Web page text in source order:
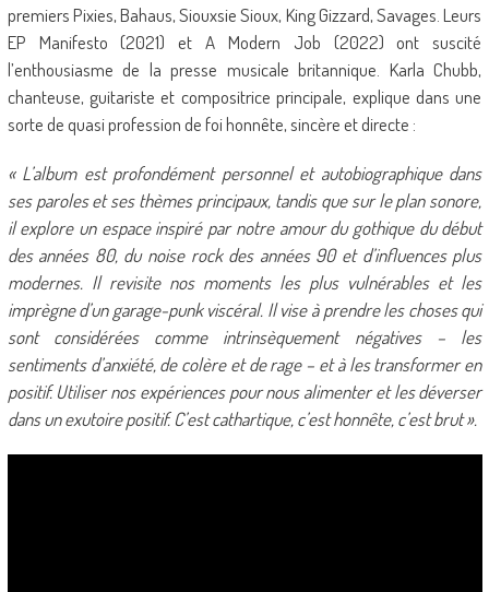
premiers Pixies, Bahaus, Siouxsie Sioux, King Gizzard, Savages. Leurs
EP Manifesto (2021) et A Modern Job (2022) ont suscité
l’enthousiasme de la presse musicale britannique. Karla Chubb,
chanteuse, guitariste et compositrice principale, explique dans une
sorte de quasi profession de foi honnête, sincère et directe :
« L’album est profondément personnel et autobiographique dans
ses paroles et ses thèmes principaux, tandis que sur le plan sonore,
il explore un espace inspiré par notre amour du gothique du début
des années 80, du noise rock des années 90 et d’influences plus
modernes. Il revisite nos moments les plus vulnérables et les
imprègne d’un garage-punk viscéral. Il vise à prendre les choses qui
sont considérées comme intrinsèquement négatives – les
sentiments d’anxiété, de colère et de rage – et à les transformer en
positif. Utiliser nos expériences pour nous alimenter et les déverser
dans un exutoire positif. C’est cathartique, c’est honnête, c’est brut ».